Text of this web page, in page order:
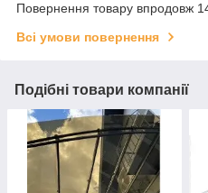
Повернення товару впродовж
Всі умови повернення
Подібні товари компанії